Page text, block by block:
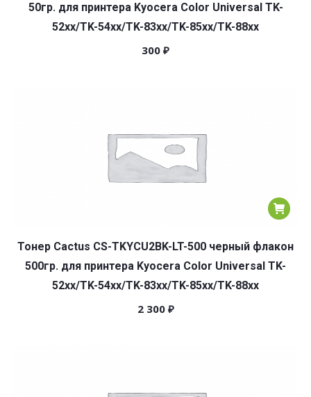
50гр. для принтера Kyocera Color Universal TK-
52xx/TK-54xx/TK-83xx/TK-85xx/TK-88xx
300 ₽
Тонер Cactus CS-TKYCU2BK-LT-500 черный флакон
500гр. для принтера Kyocera Color Universal TK-
52xx/TK-54xx/TK-83xx/TK-85xx/TK-88xx
2 300 ₽